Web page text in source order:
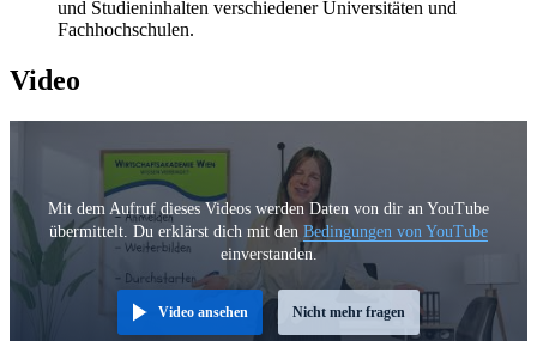
und Studieninhalten verschiedener Universitäten und
Fachhochschulen.
Video
Mit dem Aufruf dieses Videos werden Daten von dir an YouTube
übermittelt. Du erklärst dich mit den Bedingungen von YouTube
einverstanden.
Video ansehen Nicht mehr fragen